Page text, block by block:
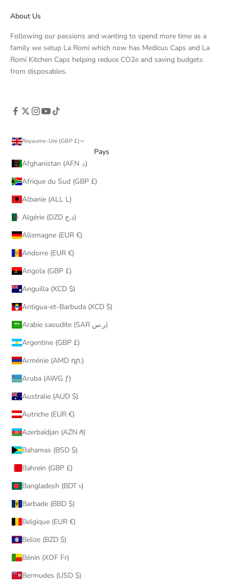
About Us
Following our passions and wanting to spend more time as a
family we setup La Romi which now has Medicus Caps and La
Romi Kitchen Caps helping reduce CO2e and saving budgets
from disposables.
Royaume-Uni (GBP £)
Pays
Afghanistan (AFN ؋)
Afrique du Sud (GBP £)
Albanie (ALL L)
Algérie (DZD د.ج)
Allemagne (EUR €)
Andorre (EUR €)
Angola (GBP £)
Anguilla (XCD $)
Antigua-et-Barbuda (XCD $)
Arabie saoudite (SAR ر.س)
Argentine (GBP £)
Arménie (AMD դր.)
Aruba (AWG ƒ)
Australie (AUD $)
Autriche (EUR €)
Azerbaïdjan (AZN ₼)
Bahamas (BSD $)
Bahreïn (GBP £)
Bangladesh (BDT ৳)
Barbade (BBD $)
Belgique (EUR €)
Belize (BZD $)
Bénin (XOF Fr)
Bermudes (USD $)